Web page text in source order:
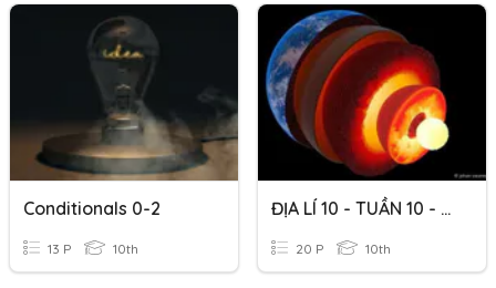
Conditionals 0-2
13 P 10th
ĐỊA LÍ 10 - TUẦN 10 - TIẾT 0
20 P 10th